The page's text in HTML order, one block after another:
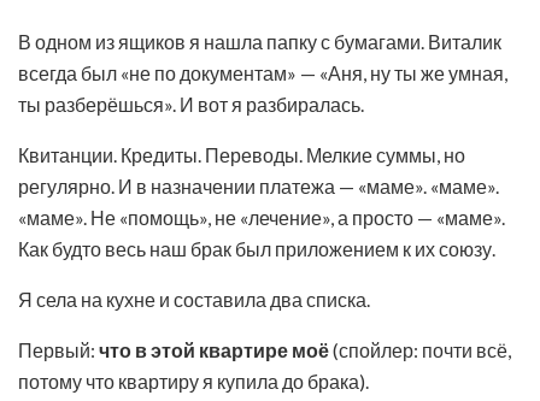
В одном из ящиков я нашла папку с бумагами. Виталик
всегда был «не по документам» — «Аня, ну ты же умная,
ты разберёшься». И вот я разбиралась.
Квитанции. Кредиты. Переводы. Мелкие суммы, но
регулярно. И в назначении платежа — «маме». «маме».
«маме». Не «помощь», не «лечение», а просто — «маме».
Как будто весь наш брак был приложением к их союзу.
Я села на кухне и составила два списка.
Первый: что в этой квартире моё(спойлер: почти всё,
потому что квартиру я купила до брака).